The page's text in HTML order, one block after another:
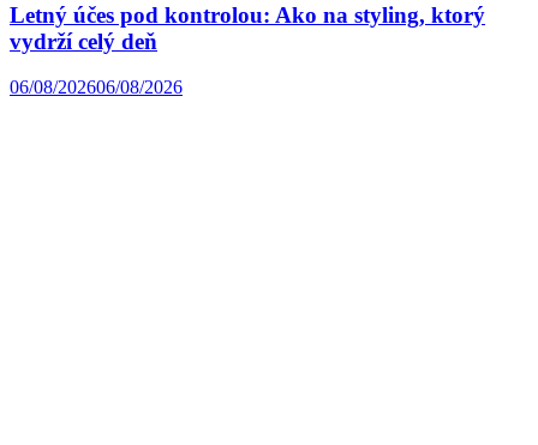
Letný účes pod kontrolou: Ako na styling, ktorý
vydrží celý deň
06/08/202606/08/2026